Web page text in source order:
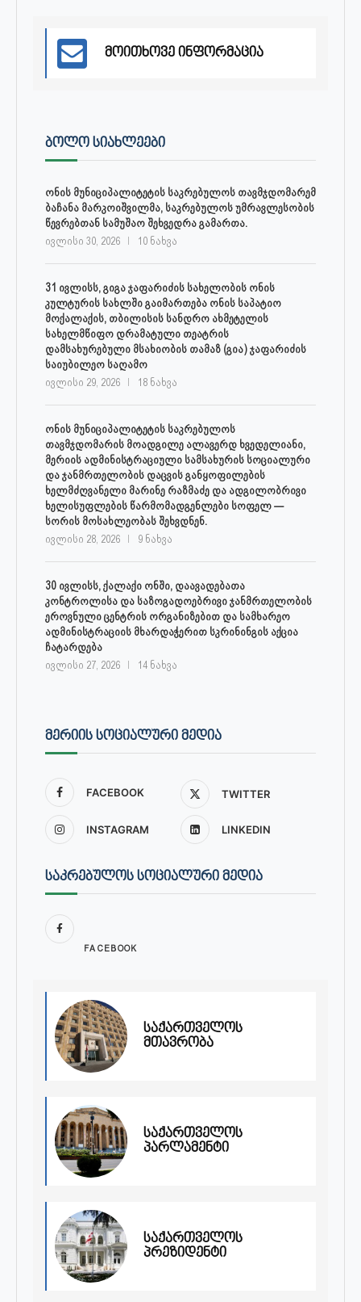
მოითხოვე ინფორმაცია
ᲑᲝᲚᲝ ᲡᲘᲐᲮᲚᲔᲔᲑᲘ
ონის მუნიციპალიტეტის საკრებულოს თავმჯდომარემ
ბაჩანა მარკოიშვილმა, საკრებულოს უმრავლესობის
წევრებთან სამუშაო შეხვედრა გამართა.
ივლისი 30, 2026 10 ნახვა
31 ივლისს, გიგა ჯაფარიძის სახელობის ონის
კულტურის სახლში გაიმართება ონის საპატიო
მოქალაქის, თბილისის სანდრო ახმეტელის
სახელმწიფო დრამატული თეატრის
დამსახურებული მსახიობის თამაზ (გია) ჯაფარიძის
საიუბილეო საღამო
ივლისი 29, 2026 18 ნახვა
ონის მუნიციპალიტეტის საკრებულოს
თავმჯდომარის მოადგილე ალავერდ ხვედელიანი,
მერიის ადმინისტრაციული სამსახურის სოციალური
და ჯანმრთელობის დაცვის განყოფილების
ხელმძღვანელი მარინე რაზმაძე და ადგილობრივი
ხელისუფლების წარმომადგენლები სოფელ —
სორის მოსახლეობას შეხვდნენ.
ივლისი 28, 2026 9 ნახვა
30 ივლისს, ქალაქი ონში, დაავადებათა
კონტროლისა და საზოგადოებრივი ჯანმრთელობის
ეროვნული ცენტრის ორგანიზებით და სამხარეო
ადმინისტრაციის მხარდაჭერით სკრინინგის აქცია
ჩატარდება
ივლისი 27, 2026 14 ნახვა
ᲛᲔᲠᲘᲘᲡ ᲡᲝᲪᲘᲐᲚᲣᲠᲘ ᲛᲔᲓᲘᲐ
FACEBOOK TWITTER
INSTAGRAM LINKEDIN
ᲡᲐᲙᲠᲔᲑᲣᲚᲝᲡ ᲡᲝᲪᲘᲐᲚᲣᲠᲘ ᲛᲔᲓᲘᲐ
FACEBOOK
საქართველოს
მთავრობა
საქართველოს
პარლამენტი
საქართველოს
პრეზიდენტი